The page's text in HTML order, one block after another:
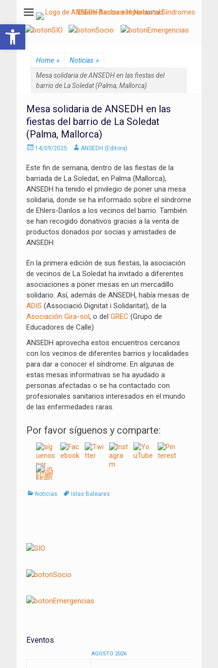
ANSEDH
Asociación Nacional del Síndrome de Ehlers-Danlos e Hiperlaxitud
Home » Noticias »
Mesa solidaria de ANSEDH en las fiestas del
barrio de La Soledat (Palma, Mallorca)
Mesa solidaria de ANSEDH en las
fiestas del barrio de La Soledat
(Palma, Mallorca)
Enviado
14/09/2025 AutorANSEDH (Editora)
Este fin de semana, dentro de las fiestas de la
barriada de La Soledat, en Palma (Mallorca),
ANSEDH ha tenido el privilegio de poner una mesa
solidaria, donde se ha informado sobre el síndrome
de Ehlers-Danlos a los vecinos del barrio. También
se han recogido donativos gracias a la venta de
productos donados por socias y amistades de
ANSEDH.
En la primera edición de sus fiestas, la asociación
de vecinos de La Soledat ha invitado a diferentes
asociaciones a poner mesas en un mercadillo
solidario. Así, además de ANSEDH, había mesas de
ADIS (Associació Dignitat i Solidaritat), de la
Asociación Gira-sol, o del GREC (Grupo de
Educadores de Calle)
ANSEDH aprovecha estos encuentros cercanos
con los vecinos de diferentes barrios y localidades
para dar a conocer el síndrome. En algunas de
estas mesas informativas se ha ayudado a
personas afectadas o se ha contactado con
profesionales sanitarios interesados en el mundo
de las enfermedades raras.
Por favor síguenos y comparte:
Categorías
Noticias TagsIslas Baleares
entradas
Eventos
AGOSTO 2026
Abrir barra de herramientas